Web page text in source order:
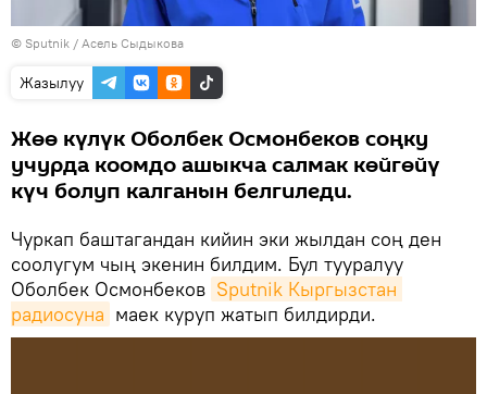
© Sputnik / Асель Сыдыкова
Жазылуу
Жөө күлүк Оболбек Осмонбеков соңку
учурда коомдо ашыкча салмак көйгөйү
күч болуп калганын белгиледи.
Чуркап баштагандан кийин эки жылдан соң ден
соолугум чың экенин билдим. Бул тууралуу
Оболбек Осмонбеков Sputnik Кыргызстан
радиосуна маек куруп жатып билдирди.